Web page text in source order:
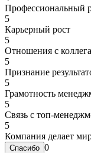
Профессиональный
5
Карьерный рост
5
Отношения с
5
Признание
5
Грамотность
5
Связь с топ-
5
Компания делает
0